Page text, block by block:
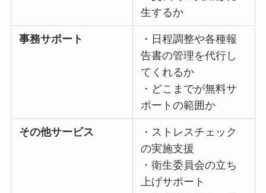
合に交代できるか
・交代時の費用は発
生するか
・日程調整や各種報
告書の管理を代行し
てくれるか
・どこまでが無料サ
ポートの範囲か
・ストレスチェック
の実施支援